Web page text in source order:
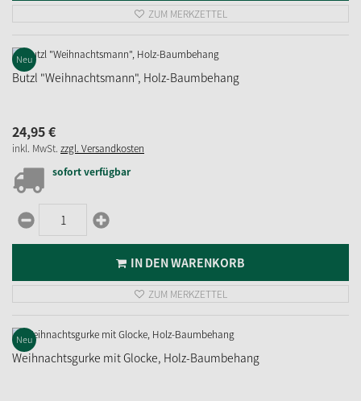
ZUM MERKZETTEL
Neu
Butzl "Weihnachtsmann", Holz-Baumbehang
24,95€
inkl. MwSt. zzgl. Versandkosten
sofort verfügbar
IN DEN WARENKORB
ZUM MERKZETTEL
Neu
Weihnachtsgurke mit Glocke, Holz-Baumbehang